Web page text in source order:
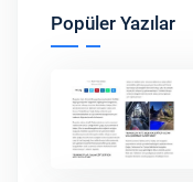
Popüler Yazılar